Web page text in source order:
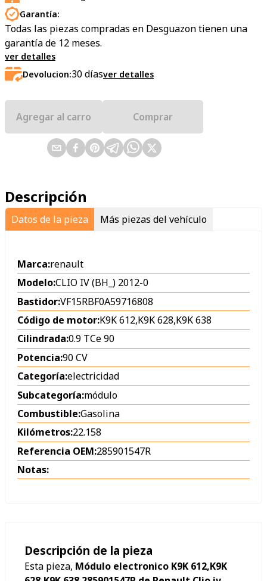
Garantía:
Todas las piezas compradas en Desguazon tienen una
garantía de 12 meses.
ver detalles
Devolucion:30díasver detalles
Agregar al carro Comprar
Descripción
Datos de la pieza Más piezas del vehículo
Marca:renault
Modelo:CLIO IV (BH_) 2012-0
Bastidor:VF15RBF0A59716808
Código de motor:K9K 612,K9K 628,K9K 638
Cilindrada:0.9 TCe 90
Potencia:90 CV
Categoría:electricidad
Subcategoría:módulo
Combustible:Gasolina
Kilómetros:22.158
Referencia OEM:285901547R
Notas:
Descripción de la pieza
Esta pieza, Módulo electronico K9K 612,K9K